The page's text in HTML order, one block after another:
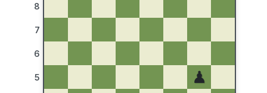
8
7
6
5
♟